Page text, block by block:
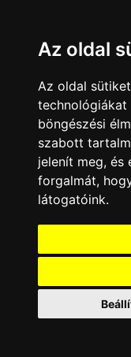
Minden jog
A
fenntartják!
Az oldal
Az oldal
technológiákat
böngészési
szabott
jelenít meg, és
forgalmát,
látogatóink.